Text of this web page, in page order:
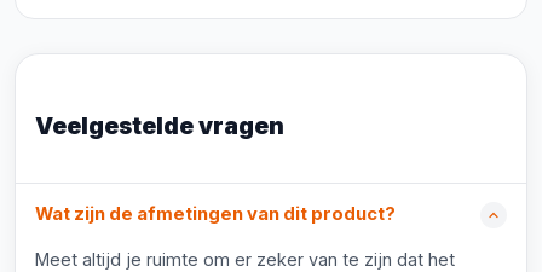
Veelgestelde vragen
Wat zijn de afmetingen van dit product?
Meet altijd je ruimte om er zeker van te zijn dat het